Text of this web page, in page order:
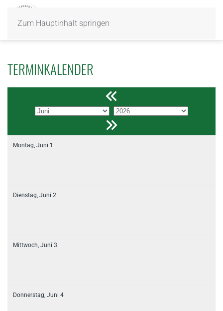
Zum Hauptinhalt springen
TERMINKALENDER
Montag, Juni 1
Dienstag, Juni 2
Mittwoch, Juni 3
Donnerstag, Juni 4